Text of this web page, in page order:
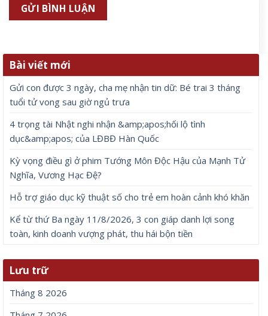
Bài viết mới
Gửi con được 3 ngày, cha mẹ nhận tin dữ: Bé trai 3 tháng
tuổi tử vong sau giờ ngủ trưa
4 trọng tài Nhật nghi nhận &amp;apos;hối lộ tình
dục&amp;apos; của LĐBĐ Hàn Quốc
Kỳ vọng điều gì ở phim Tướng Môn Độc Hậu của Mạnh Tử
Nghĩa, Vương Hạc Đệ?
Hỗ trợ giáo dục kỹ thuật số cho trẻ em hoàn cảnh khó khăn
Kể từ thứ Ba ngày 11/8/2026, 3 con giáp danh lợi song
toàn, kinh doanh vượng phát, thu hái bộn tiền
Lưu trữ
Tháng 8 2026